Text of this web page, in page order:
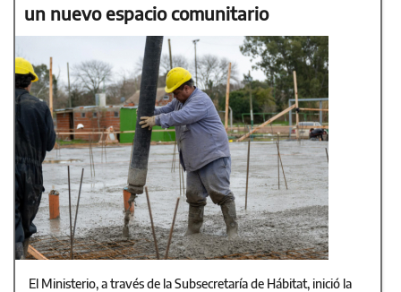
un nuevo espacio comunitario
El Ministerio, a través de la Subsecretaría de Hábitat, inició la